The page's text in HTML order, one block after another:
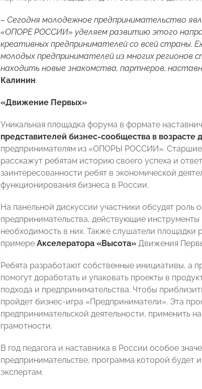
– Сегодня молодежное предпринимательство
«ОПОРЕ РОССИИ» уделяем развитию этого
креативных предпринимателей со всей страны.
молодых предпринимателей из многих регионов
находить новые знакомства, партнеров,
Калинин.
«Движение Первых»
Уникальная площадка форума в формате
представителей бизнес-сообщества в возрасте
предпринимателям из «ОПОРЫ РОССИИ». Старшие
расскажут ребятам историю своего успеха и
заинтересованности ребят в экономической
функционирования бизнеса в России.
На панельной дискуссии участники обсудят
предпринимательства, действующие
необходимость в них. Также слушатели площадки
примере Акселератора «Высота» Движения
Ребята разработают собственные инициативы,
помогут доработать и упаковать проекты в
подхода и предпринимательства. Чтобы
пройдет бизнес-игра «Предприниматели». Эта
предпринимательской деятельности, применить
грамотности.
В год педагога и наставника в России особое
предпринимательстве, программа которой будет
экспертам.